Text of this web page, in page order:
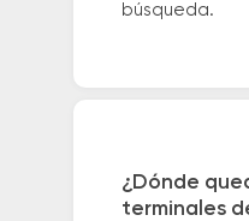
búsqueda.
¿Dónde
terminales